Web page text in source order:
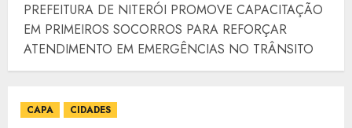
PREFEITURA DE NITERÓI PROMOVE CAPACITAÇÃO
EM PRIMEIROS SOCORROS PARA REFORÇAR
ATENDIMENTO EM EMERGÊNCIAS NO TRÂNSITO
CAPA CIDADES